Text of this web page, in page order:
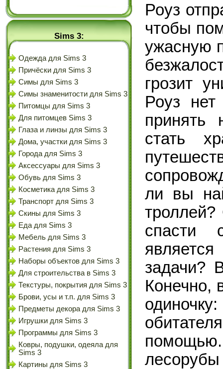
Sims 3:
Одежда для Sims 3
Причёски для Sims 3
Симы для Sims 3
Симы знаменитости для Sims 3
Питомцы для Sims 3
Для питомцев Sims 3
Глаза и линзы для Sims 3
Дома, участки для Sims 3
Города для Sims 3
Аксессуары для Sims 3
Обувь для Sims 3
Косметика для Sims 3
Транспорт для Sims 3
Скины для Sims 3
Еда для Sims 3
Мебель для Sims 3
Растения для Sims 3
Наборы объектов для Sims 3
Для строительства в Sims 3
Текстуры, покрытия для Sims 3
Брови, усы и т.п. для Sims 3
Предметы декора для Sims 3
Игрушки для Sims 3
Программы для Sims 3
Ковры, подушки, одеяла для
Sims 3
Картины для Sims 3
Роуз
чтобы
ужасную
грозит
Роуз нет
принять
стать
ли вы
спасти
задачи?
Конечно,
лесорубы